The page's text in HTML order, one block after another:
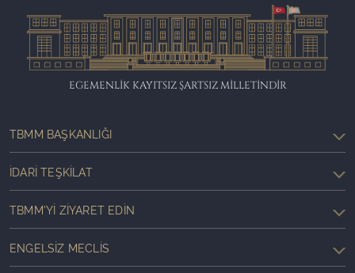
EGEMENLİK KAYITSIZ ŞARTSIZ MİLLETİNDİR
TBMM BAŞKANLIĞI
İDARI TEŞKILAT
TBMM'YI ZIYARET EDIN
ENGELSIZ MECLIS